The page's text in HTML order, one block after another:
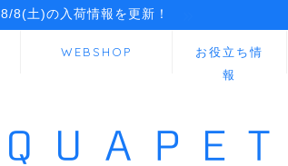
8/8(土)の入荷情報を更新！
WEBSHOP
お役立ち情
報